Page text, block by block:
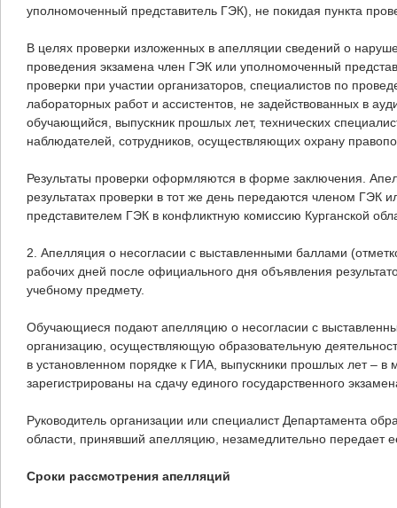
уполномоченный представитель ГЭК), не покидая пункта
В целях проверки изложенных в апелляции сведений о
проведения экзамена член ГЭК или уполномоченный
проверки при участии организаторов, специалистов по
лабораторных работ и ассистентов, не задействованных в
обучающийся, выпускник прошлых лет, технических
наблюдателей, сотрудников, осуществляющих охрану
Результаты проверки оформляются в форме заключения.
результатах проверки в тот же день передаются членом ГЭК
представителем ГЭК в конфликтную комиссию Курганской
2. Апелляция о несогласии с выставленными баллами
рабочих дней после официального дня объявления
учебному предмету.
Обучающиеся подают апелляцию о несогласии с
организацию, осуществляющую образовательную
в установленном порядке к ГИА, выпускники прошлых лет – в
зарегистрированы на сдачу единого государственного
Руководитель организации или специалист Департамента
области, принявший апелляцию, незамедлительно передает
Сроки рассмотрения апелляций